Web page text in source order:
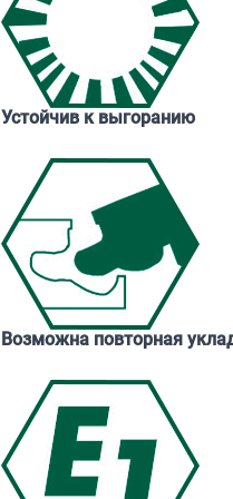
Устойчив к выгоранию
Возможна повторная